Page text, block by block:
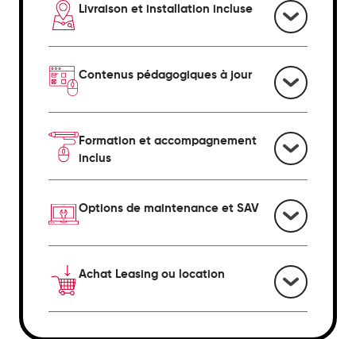
Livraison et installation incluse
Contenus pédagogiques à jour
Formation et accompagnement
inclus
Options de maintenance et SAV
Achat Leasing ou location